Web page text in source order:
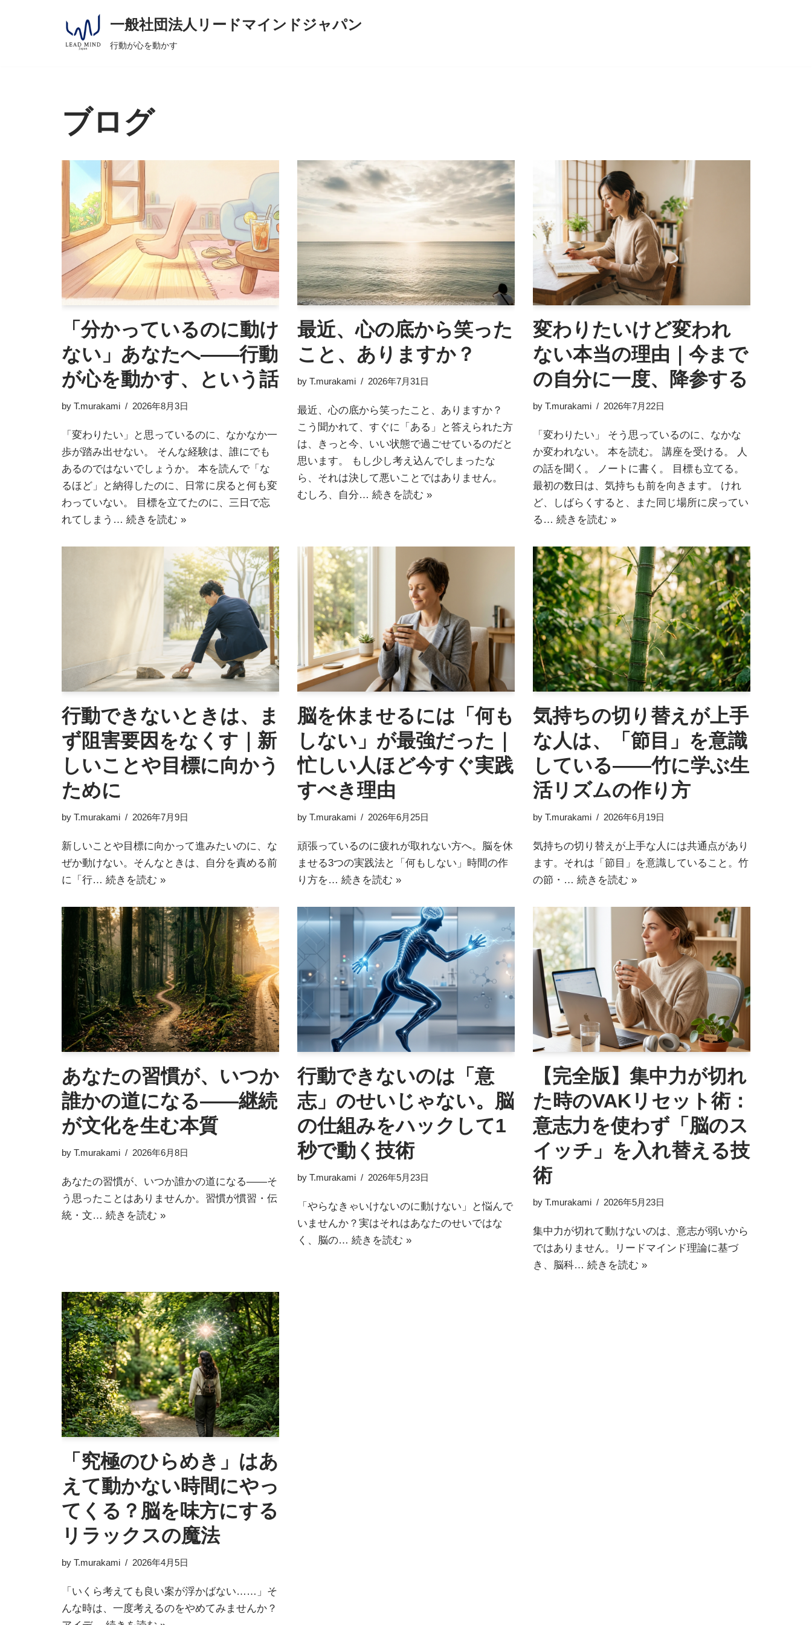
一般社団法人リードマインドジャパン
行動が心を動かす
ブログ
「分かっているのに動け
ない」あなたへ——行動
が心を動かす、という話
by T.murakami 2026年8月3日
「変わりたい」と思っているのに、なかなか一
歩が踏み出せない。 そんな経験は、誰にでも
あるのではないでしょうか。 本を読んで「な
るほど」と納得したのに、日常に戻ると何も変
わっていない。 目標を立てたのに、三日で忘
れてしまう… 続きを読む »
最近、心の底から笑った
こと、ありますか？
by T.murakami 2026年7月31日
最近、心の底から笑ったこと、ありますか？
こう聞かれて、すぐに「ある」と答えられた方
は、きっと今、いい状態で過ごせているのだと
思います。 もし少し考え込んでしまったな
ら、それは決して悪いことではありません。
むしろ、自分… 続きを読む »
変わりたいけど変われ
ない本当の理由｜今まで
の自分に一度、降参する
by T.murakami 2026年7月22日
「変わりたい」 そう思っているのに、なかな
か変われない。 本を読む。 講座を受ける。 人
の話を聞く。 ノートに書く。 目標も立てる。
最初の数日は、気持ちも前を向きます。 けれ
ど、しばらくすると、また同じ場所に戻ってい
る… 続きを読む »
行動できないときは、ま
ず阻害要因をなくす｜新
しいことや目標に向かう
ために
by T.murakami 2026年7月9日
新しいことや目標に向かって進みたいのに、な
ぜか動けない。そんなときは、自分を責める前
に「行… 続きを読む »
脳を休ませるには「何も
しない」が最強だった｜
忙しい人ほど今すぐ実践
すべき理由
by T.murakami 2026年6月25日
頑張っているのに疲れが取れない方へ。脳を休
ませる3つの実践法と「何もしない」時間の作
り方を… 続きを読む »
気持ちの切り替えが上手
な人は、「節目」を意識
している——竹に学ぶ生
活リズムの作り方
by T.murakami 2026年6月19日
気持ちの切り替えが上手な人には共通点があり
ます。それは「節目」を意識していること。竹
の節・… 続きを読む »
あなたの習慣が、いつか
誰かの道になる——継続
が文化を生む本質
by T.murakami 2026年6月8日
あなたの習慣が、いつか誰かの道になる——そ
う思ったことはありませんか。習慣が慣習・伝
統・文… 続きを読む »
行動できないのは「意
志」のせいじゃない。脳
の仕組みをハックして1
秒で動く技術
by T.murakami 2026年5月23日
「やらなきゃいけないのに動けない」と悩んで
いませんか？実はそれはあなたのせいではな
く、脳の… 続きを読む »
【完全版】集中力が切れ
た時のVAKリセット術：
意志力を使わず「脳のス
イッチ」を入れ替える技
術
by T.murakami 2026年5月23日
集中力が切れて動けないのは、意志が弱いから
ではありません。リードマインド理論に基づ
き、脳科… 続きを読む »
「究極のひらめき」はあ
えて動かない時間にやっ
てくる？脳を味方にする
リラックスの魔法
by T.murakami 2026年4月5日
「いくら考えても良い案が浮かばない……」そ
んな時は、一度考えるのをやめてみませんか？